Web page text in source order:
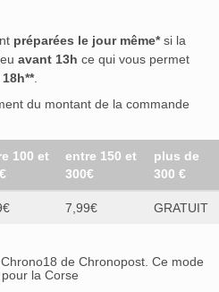
préparées le jour même*si la
avant 13h ce qui vous permet
.
du montant de la commande
100 et
entre 150 et
300€
plus de
300 €
7,99€ GRATUIT
de Chronopost. Ce mode
la Corse